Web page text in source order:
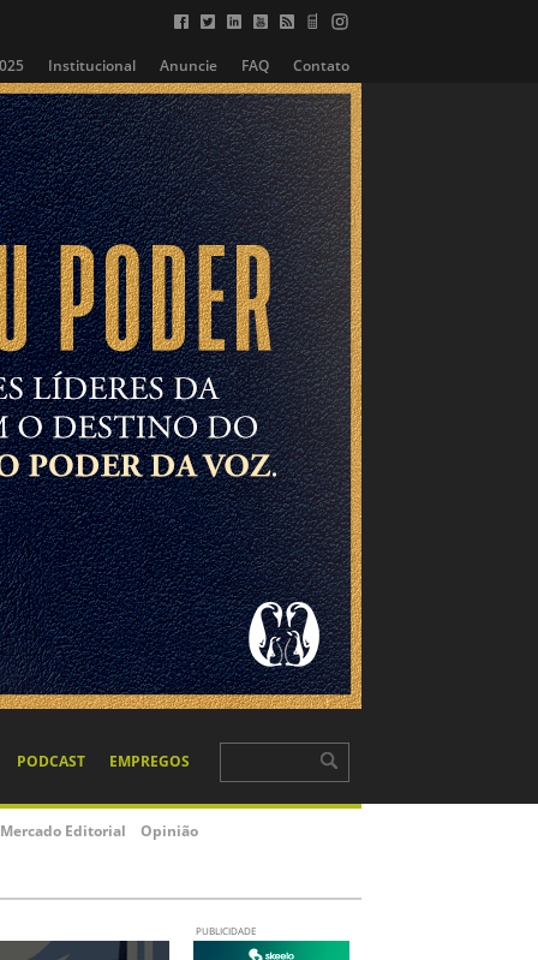
Institucional Anuncie FAQ Contato
PODCAST EMPREGOS
Mercado Editorial Opinião
PUBLICIDADE